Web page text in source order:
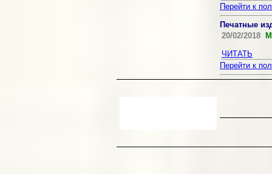
Перейти к
Печатные
20/02/2018
ЧИТАТЬ
Перейти к